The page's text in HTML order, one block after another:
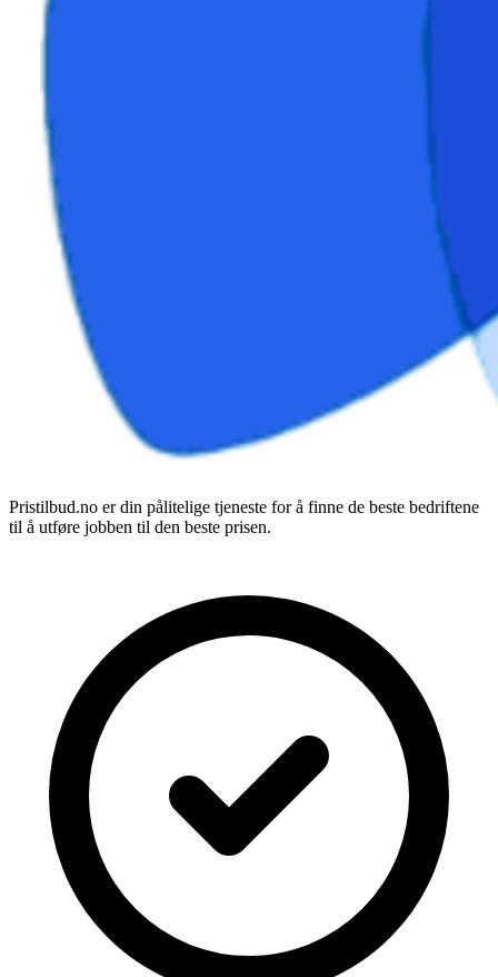
Pristilbud.no er din pålitelige tjeneste for å finne de beste bedriftene
til å utføre jobben til den beste prisen.